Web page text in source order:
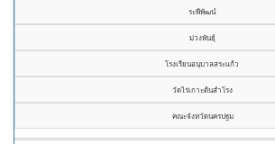
ระพีพัฒน์
ม่วงพันธุ์
โรงเรียนอนุบาลสระแก้ว
วัดไร่เกาะต้นสำโรง
คณะจังหวัดนครปฐม